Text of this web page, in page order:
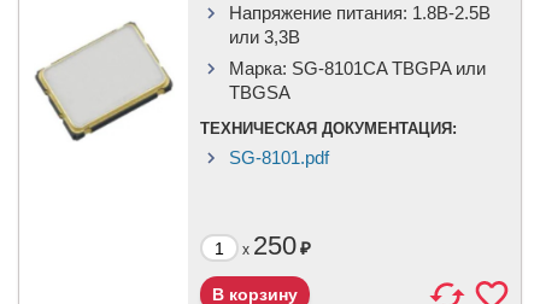
Напряжение питания: 1.8В-2.5B
или 3,3B
Марка: SG-8101CA TBGPA или
TBGSA
ТЕХНИЧЕСКАЯ ДОКУМЕНТАЦИЯ:
SG-8101.pdf
x 250₽